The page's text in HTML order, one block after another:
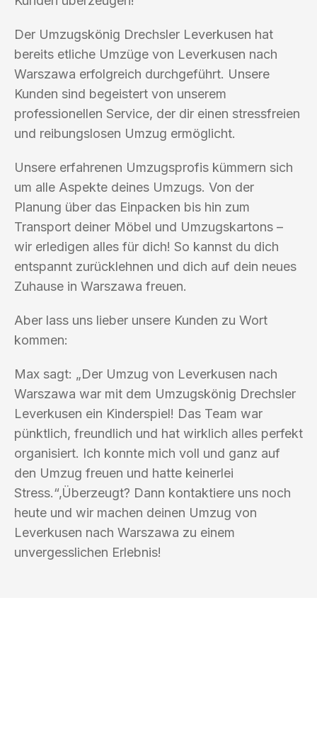
Der Umzugskönig Drechsler Leverkusen hat
bereits etliche Umzüge von Leverkusen nach
Warszawa erfolgreich durchgeführt. Unsere
Kunden sind begeistert von unserem
professionellen Service, der dir einen stressfreien
und reibungslosen Umzug ermöglicht.
Unsere erfahrenen Umzugsprofis kümmern sich
um alle Aspekte deines Umzugs. Von der
Planung über das Einpacken bis hin zum
Transport deiner Möbel und Umzugskartons –
wir erledigen alles für dich! So kannst du dich
entspannt zurücklehnen und dich auf dein neues
Zuhause in Warszawa freuen.
Aber lass uns lieber unsere Kunden zu Wort
kommen:
Max sagt: „Der Umzug von Leverkusen nach
Warszawa war mit dem Umzugskönig Drechsler
Leverkusen ein Kinderspiel! Das Team war
pünktlich, freundlich und hat wirklich alles perfekt
organisiert. Ich konnte mich voll und ganz auf
den Umzug freuen und hatte keinerlei
Stress.“‚Überzeugt? Dann kontaktiere uns noch
heute und wir machen deinen Umzug von
Leverkusen nach Warszawa zu einem
unvergesslichen Erlebnis!